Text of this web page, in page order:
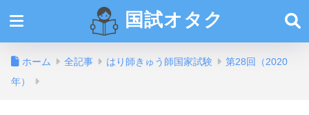
国試オタク
ホーム 全記事 はり師きゅう師国家試験
第28回（2020
年）